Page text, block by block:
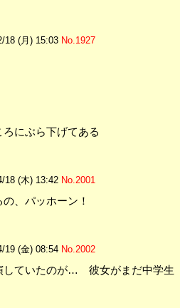
18 (月) 15:03 No.1927
にぶら下げてある
18 (木) 13:42 No.2001
、パッホーン！
19 (金) 08:54 No.2002
していたのが… 彼女がまだ中学生